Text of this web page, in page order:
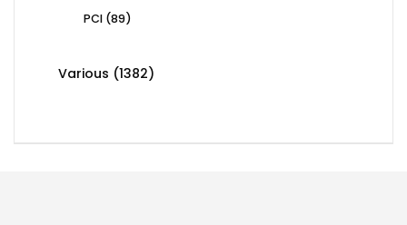
PCI 8989
Various 13821382